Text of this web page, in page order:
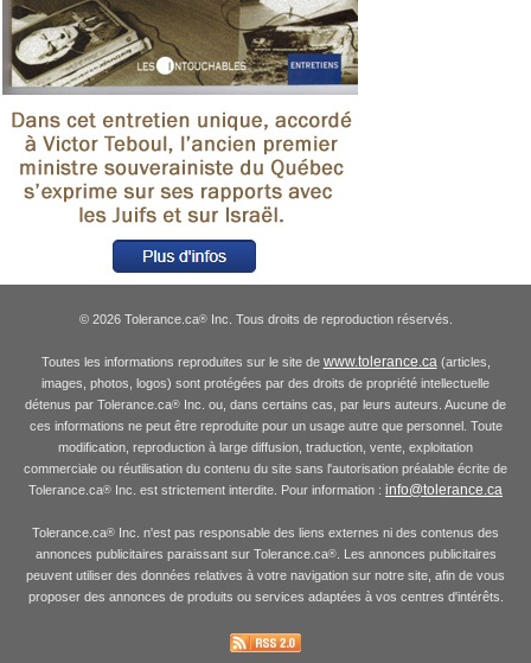
© 2026 Tolerance.ca®Inc. Tous droits de reproduction réservés.
Toutes les informations reproduites sur le site de www.tolerance.ca (articles,
images, photos, logos) sont protégées par des droits de propriété intellectuelle
détenus par Tolerance.ca® Inc. ou, dans certains cas, par leurs auteurs. Aucune de
ces informations ne peut être reproduite pour un usage autre que personnel. Toute
modification, reproduction à large diffusion, traduction, vente, exploitation
commerciale ou réutilisation du contenu du site sans l'autorisation préalable écrite de
Tolerance.ca® Inc. est strictement interdite. Pour information : info@tolerance.ca
Tolerance.ca® Inc. n'est pas responsable des liens externes ni des contenus des
annonces publicitaires paraissant sur Tolerance.ca®. Les annonces publicitaires
peuvent utiliser des données relatives à votre navigation sur notre site, afin de vous
proposer des annonces de produits ou services adaptées à vos centres d'intérêts.